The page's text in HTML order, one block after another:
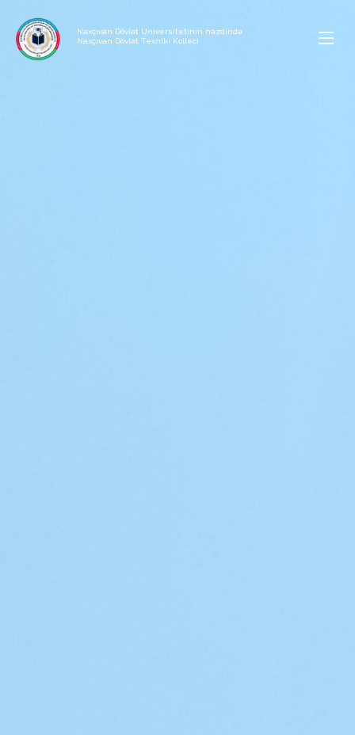
Naxçıvan Dövlət Universitetinin nəzdində
Naxçıvan Dövlət Texniki Kolleci